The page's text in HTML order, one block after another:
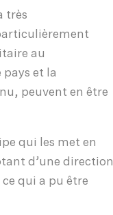
très
au
pays et la
peuvent en être
qui les met en
d’une direction
qui a pu être